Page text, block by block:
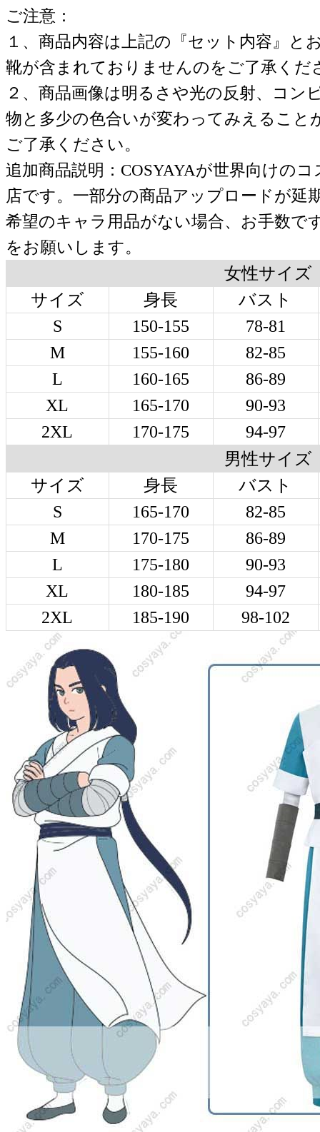
ご注意：
１、商品内容は上記の『セット内容』と
靴が含まれておりませんのをご了承くだ
２、商品画像は明るさや光の反射、コン
物と多少の色合いが変わってみえること
ご了承ください。
追加商品説明：COSYAYAが世界向けの
店です。一部分の商品アップロードが延
希望のキャラ用品がない場合、お手数で
をお願いします。
女性サイズ
サイズ
身長
バスト
S
150-155
78-81
M
155-160
82-85
L
160-165
86-89
XL
165-170
90-93
2XL
170-175
94-97
男性サイズ
サイズ
身長
バスト
S
165-170
82-85
M
170-175
86-89
L
175-180
90-93
XL
180-185
94-97
2XL
185-190 98-102